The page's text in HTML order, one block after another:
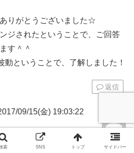
りがとうございました☆
ジされたということで、ご回答
す＾＾
動ということで、了解しました！
返信
09/15(金) 19:03:22
索 SNS トップ サイドバー